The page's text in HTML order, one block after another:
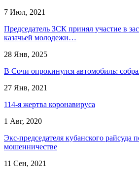
7 Июл, 2021
Председатель ЗСК принял участие в
казачьей молодежи…
28 Янв, 2025
В Сочи опрокинулся автомобиль:
27 Янв, 2021
114-я жертва коронавируса
1 Авг, 2020
Экс-председателя кубанского райсуда
мошенничестве
11 Сен, 2021